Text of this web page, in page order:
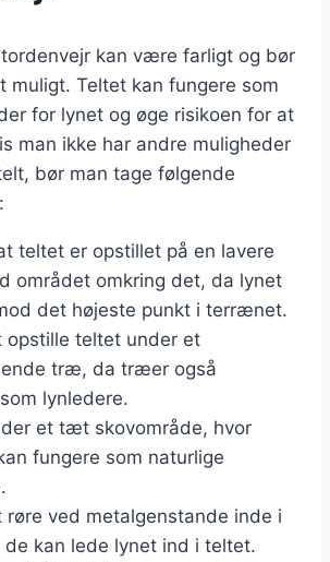
kan være farligt og bør
muligt. Teltet kan fungere som
for lynet og øge risikoen for at
man ikke har andre muligheder
bør man tage følgende
teltet er opstillet på en lavere
området omkring det, da lynet
det højeste punkt i terrænet.
opstille teltet under et
træ, da træer også
lynledere.
et tæt skovområde, hvor
fungere som naturlige
røre ved metalgenstande inde i
kan lede lynet ind i teltet.